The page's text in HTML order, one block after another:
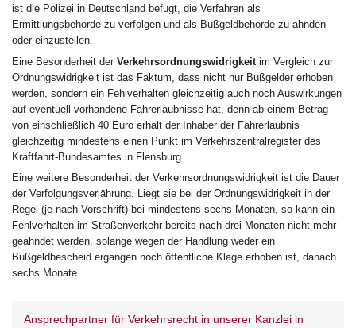
ist die Polizei in Deutschland befugt, die Verfahren als
Ermittlungsbehörde zu verfolgen und als Bußgeldbehörde zu ahnden
oder einzustellen.
Eine Besonderheit der Verkehrsordnungswidrigkeit im Vergleich zur
Ordnungswidrigkeit ist das Faktum, dass nicht nur Bußgelder erhoben
werden, sondern ein Fehlverhalten gleichzeitig auch noch Auswirkungen
auf eventuell vorhandene Fahrerlaubnisse hat, denn ab einem Betrag
von einschließlich 40 Euro erhält der Inhaber der Fahrerlaubnis
gleichzeitig mindestens einen Punkt im Verkehrszentralregister des
Kraftfahrt-Bundesamtes in Flensburg.
Eine weitere Besonderheit der Verkehrsordnungswidrigkeit ist die Dauer
der Verfolgungsverjährung. Liegt sie bei der Ordnungswidrigkeit in der
Regel (je nach Vorschrift) bei mindestens sechs Monaten, so kann ein
Fehlverhalten im Straßenverkehr bereits nach drei Monaten nicht mehr
geahndet werden, solange wegen der Handlung weder ein
Bußgeldbescheid ergangen noch öffentliche Klage erhoben ist, danach
sechs Monate.
Ansprechpartner für Verkehrsrecht in unserer Kanzlei in